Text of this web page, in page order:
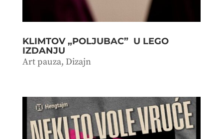
KLIMTOV „POLJUBAC” U LEGO
IZDANJU
Art pauza, Dizajn